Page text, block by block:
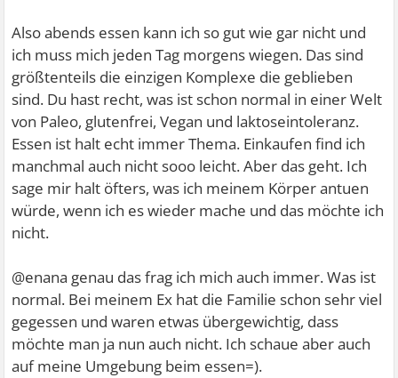
Also abends essen kann ich so gut wie gar nicht und
ich muss mich jeden Tag morgens wiegen. Das sind
größtenteils die einzigen Komplexe die geblieben
sind. Du hast recht, was ist schon normal in einer Welt
von Paleo, glutenfrei, Vegan und laktoseintoleranz.
Essen ist halt echt immer Thema. Einkaufen find ich
manchmal auch nicht sooo leicht. Aber das geht. Ich
sage mir halt öfters, was ich meinem Körper antuen
würde, wenn ich es wieder mache und das möchte ich
nicht.
@enana genau das frag ich mich auch immer. Was ist
normal. Bei meinem Ex hat die Familie schon sehr viel
gegessen und waren etwas übergewichtig, dass
möchte man ja nun auch nicht. Ich schaue aber auch
auf meine Umgebung beim essen=).